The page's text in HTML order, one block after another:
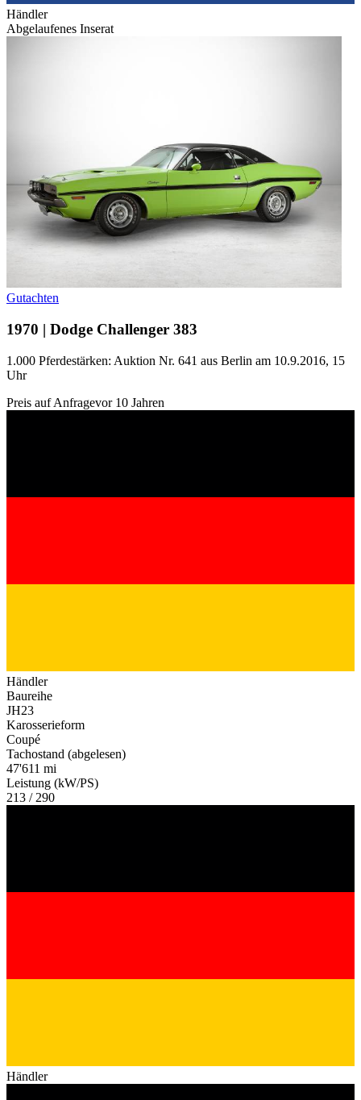
Händler
Abgelaufenes Inserat
Gutachten
1970 | Dodge Challenger 383
1.000 Pferdestärken: Auktion Nr. 641 aus Berlin am 10.9.2016, 15
Uhr
Preis auf Anfragevor 10 Jahren
Händler
Baureihe
JH23
Karosserieform
Coupé
Tachostand (abgelesen)
47'611 mi
Leistung (kW/PS)
213 / 290
Händler